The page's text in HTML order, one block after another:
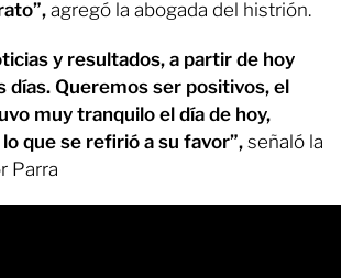
agregó la abogada del histrión.
y resultados, a partir de hoy
días. Queremos ser positivos, el
muy tranquilo el día de hoy,
que se refirió a su favor”, señaló la
Parra